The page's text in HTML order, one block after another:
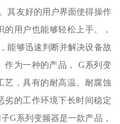
其友好的用户界面使得操作
用户也能够轻松上手。，
能够迅速判断并解决设备故
作为一种的产品， G系列变
艺，具有的耐高温、耐腐蚀
劣的工作环境下长时间稳定
G系列变频器是一款产品，